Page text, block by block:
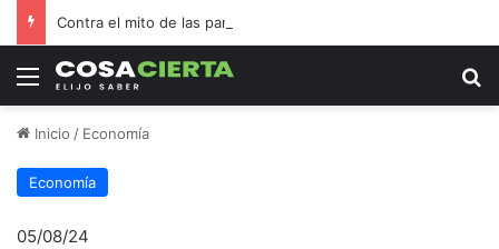
Menú
Inicio / Economía
Economía
05/08/24